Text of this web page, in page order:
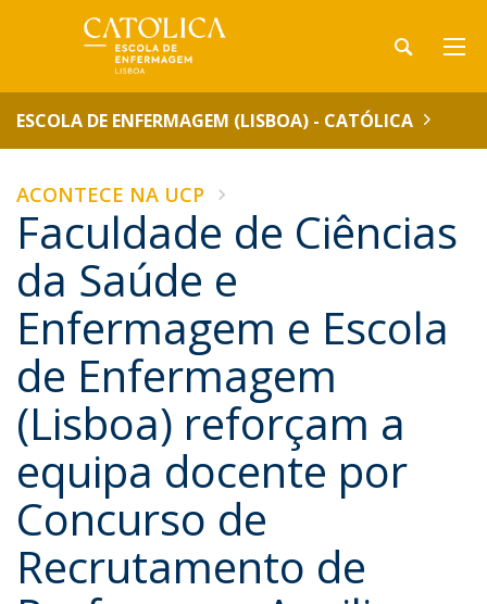
ESCOLA DE ENFERMAGEM (LISBOA) - CATÓLICA
ACONTECE NA UCP
Faculdade de Ciências
da Saúde e
Enfermagem e Escola
de Enfermagem
(Lisboa) reforçam a
equipa docente por
Concurso de
Recrutamento de